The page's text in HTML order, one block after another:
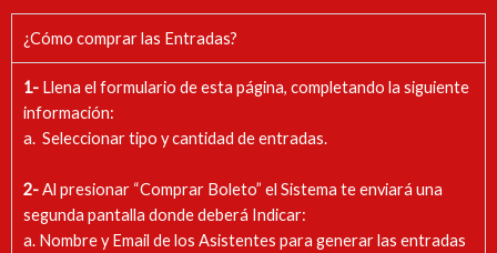
¿Cómo comprar las Entradas?
1- Llena el formulario de esta página, completando la siguiente
información:
a. Seleccionar tipo y cantidad de entradas.
2-Al presionar “Comprar Boleto” el Sistema te enviará una
segunda pantalla donde deberá Indicar:
a. Nombre y Email de los Asistentes para generar las entradas